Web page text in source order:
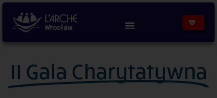
treści
II Gala Charytatywna